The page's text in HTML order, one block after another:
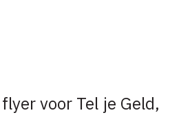
voor Tel je Geld,